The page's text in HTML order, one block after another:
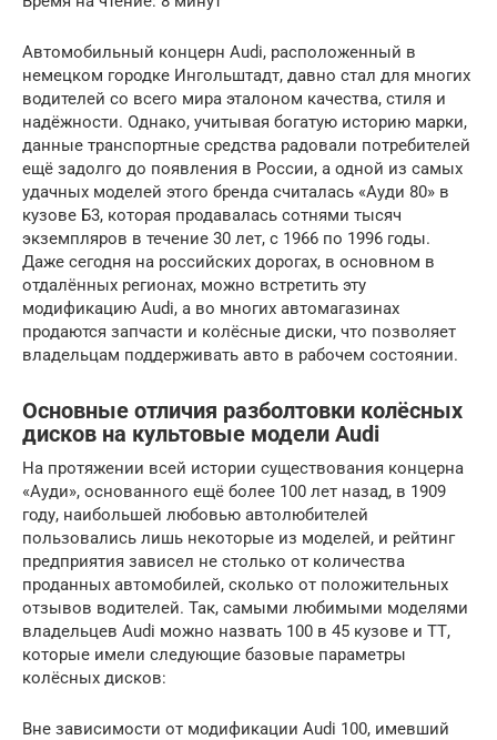
Автомобильный концерн Audi, расположенный в
немецком городке Ингольштадт, давно стал для многих
водителей со всего мира эталоном качества, стиля и
надёжности. Однако, учитывая богатую историю марки,
данные транспортные средства радовали потребителей
ещё задолго до появления в России, а одной из самых
удачных моделей этого бренда считалась «Ауди 80» в
кузове Б3, которая продавалась сотнями тысяч
экземпляров в течение 30 лет, с 1966 по 1996 годы.
Даже сегодня на российских дорогах, в основном в
отдалённых регионах, можно встретить эту
модификацию Audi, а во многих автомагазинах
продаются запчасти и колёсные диски, что позволяет
владельцам поддерживать авто в рабочем состоянии.
Основные отличия разболтовки колёсных
дисков на культовые модели Audi
На протяжении всей истории существования концерна
«Ауди», основанного ещё более 100 лет назад, в 1909
году, наибольшей любовью автолюбителей
пользовались лишь некоторые из моделей, и рейтинг
предприятия зависел не столько от количества
проданных автомобилей, сколько от положительных
отзывов водителей. Так, самыми любимыми моделями
владельцев Audi можно назвать 100 в 45 кузове и ТТ,
которые имели следующие базовые параметры
колёсных дисков:
Вне зависимости от модификации Audi 100, имевший